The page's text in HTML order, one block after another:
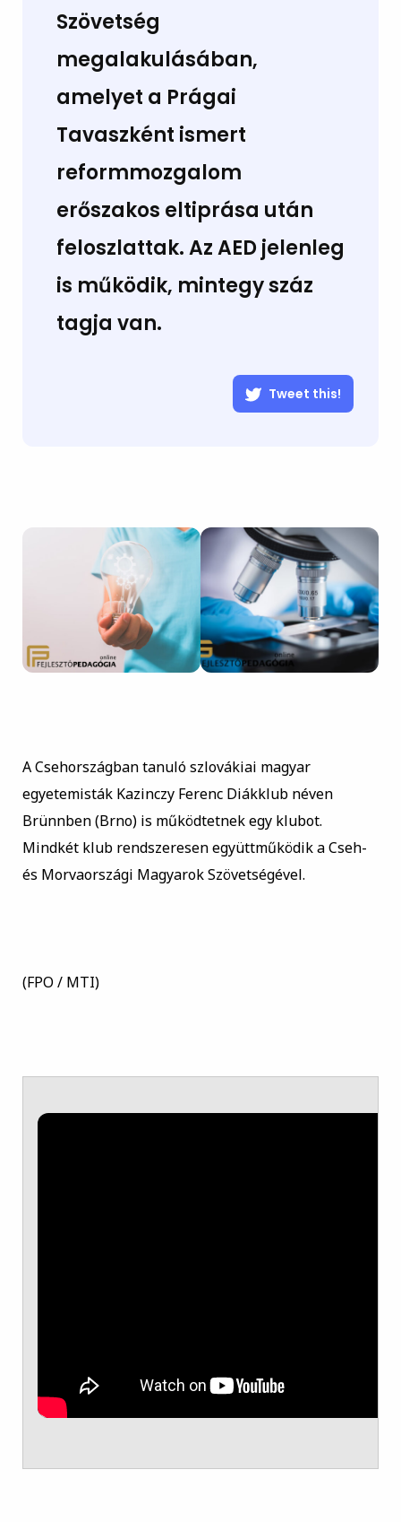
Szövetség
megalakulásában,
amelyet a Prágai
Tavaszként ismert
reformmozgalom
erőszakos eltiprása után
feloszlattak. Az AED jelenleg
is működik, mintegy száz
tagja van.
Tweet this!
A Csehországban tanuló szlovákiai magyar
egyetemisták Kazinczy Ferenc Diákklub néven
Brünnben (Brno) is működtetnek egy klubot.
Mindkét klub rendszeresen együttműködik a Cseh-
és Morvaországi Magyarok Szövetségével.
(FPO / MTI)